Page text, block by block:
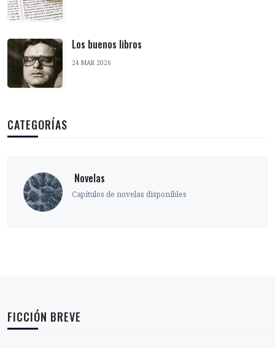
Los buenos libros
24 MAR 2026
CATEGORÍAS
‎ Novelas
Capítulos de novelas disponibles
FICCIÓN BREVE